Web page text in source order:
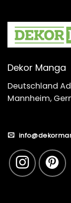
Dekor Manga
Deutschland
Mannheim,